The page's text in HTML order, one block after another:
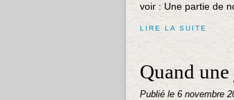
voir : Une partie de
LIRE LA SUITE
Quand
Publié le 6 novembre